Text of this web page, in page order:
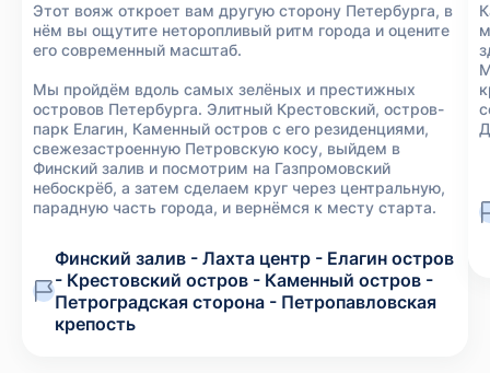
Этот вояж откроет вам другую сторону Петербурга, в
нём вы ощутите неторопливый ритм города и оцените
его современный масштаб.
Мы пройдём вдоль самых зелёных и престижных
островов Петербурга. Элитный Крестовский, остров-
парк Елагин, Каменный остров с его резиденциями,
свежезастроенную Петровскую косу, выйдем в
Финский залив и посмотрим на Газпромовский
небоскрёб, а затем сделаем круг через центральную,
парадную часть города, и вернёмся к месту старта.
Финский залив - Лахта центр - Елагин остров
- Крестовский остров - Каменный остров -
Петроградская сторона - Петропавловская
крепость